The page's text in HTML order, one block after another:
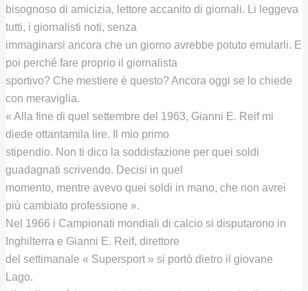
bisognoso di amicizia, lettore accanito di giornali. Li leggeva
tutti, i giornalisti noti, senza
immaginarsi ancora che un giorno avrebbe potuto emularli. E
poi perché fare proprio il giornalista
sportivo? Che mestiere è questo? Ancora oggi se lo chiede
con meraviglia.
« Alla fine di quel settembre del 1963, Gianni E. Reif mi
diede ottantamila lire. Il mio primo
stipendio. Non ti dico la soddisfazione per quei soldi
guadagnati scrivendo. Decisi in quel
momento, mentre avevo quei soldi in mano, che non avrei
più cambiato professione ».
Nel 1966 i Campionati mondiali di calcio si disputarono in
Inghilterra e Gianni E. Reif, direttore
del settimanale « Supersport » si portò dietro il giovane
Lago.